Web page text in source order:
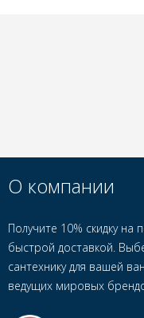
О компании
Получите 10% скидку на
быстрой доставкой.
сантехнику для вашей
ведущих мировых